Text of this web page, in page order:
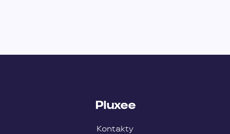
Pluxee
Kontakty